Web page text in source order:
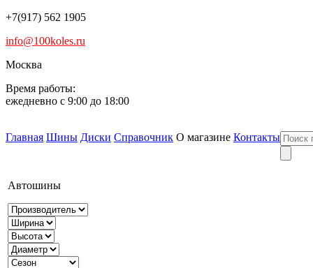
+7(917) 562 1905
info@100koles.ru
Москва
Время работы:
ежедневно с 9:00 до 18:00
Главная Шины Диски Справочник О магазине Контакты
Автошины